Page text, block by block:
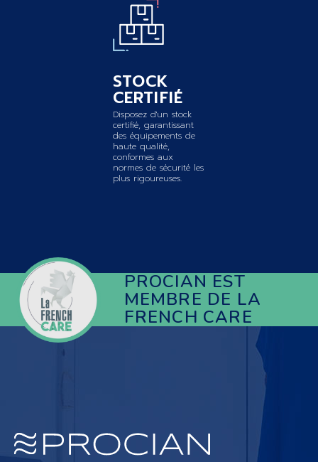
STOCK
CERTIFIÉ
Disposez d'un stock
certifié, garantissant
des équipements de
haute qualité,
conformes aux
normes de sécurité les
plus rigoureuses.
PROCIAN EST
MEMBRE DE LA
FRENCH CARE